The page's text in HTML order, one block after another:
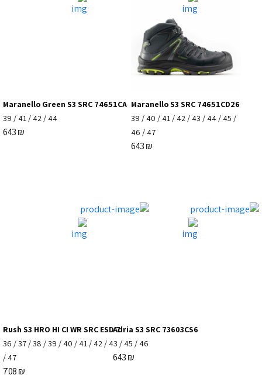
Maranello S3 SRC 74651CD26
39 / 40 / 41 / 42 / 43 / 44 / 45 /
46 / 47
643₪
Maranello Green S3 SRC 74651CA
39 / 41/ 42/ 44
643₪
Adria S3 SRC 73603CS6
643₪
Rush S3 HRO HI CI WR SRC ESD 7
36 /37/38 /39 / 40 / 41/ 42/ 43 / 45 / 46
/ 47
708₪